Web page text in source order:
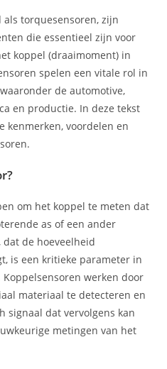
als torquesensoren, zijn
die essentieel zijn voor
koppel (draaimoment) in
spelen een vitale rol in
de automotive,
en productie. In deze tekst
kenmerken, voordelen en
om het koppel te meten dat
as of een ander
de hoeveelheid
is een kritieke parameter in
werken door
materiaal te detecteren en
signaal dat vervolgens kan
metingen van het